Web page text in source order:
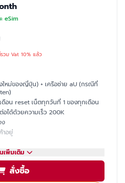
eSim
รวม Vat 10% แล้ว
ใหม่ของญี่ปุ่น) + เครือช่าย aU (กรณีที่
ดือน reset เน็ตทุกวันที่ 1 ของทุกเดือน
อได้ด้วยความเร็ว 200K
ง
าอยู่
น LINE
นคนไทย
เพิ่มเติม
สั่งซื้อ